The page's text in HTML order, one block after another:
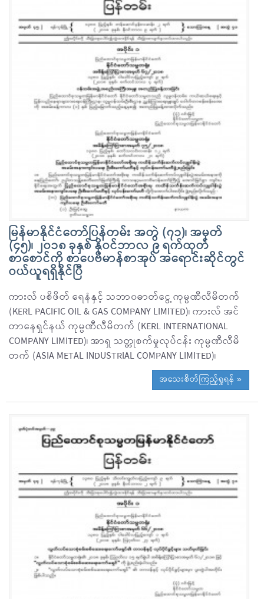
မြန်မာနိုင်ငံတော်ပြန်တမ်း အတွဲ (၇၁)၊ အမှတ်
(၄၅)၊ ၂၀၁၈ ခုနှစ် နိုဝင်ဘာလ ၉ ရက်ထုတ်
စာစောင်ကို စာပေဗိမာန်စာအုပ် အရောင်းဆိုင်တွင်
ဝယ်ယူရရှိနိုင်ပြီ
ကားလ် ပစိဖိတ် ရေနံနှင့် သဘာ၀ဓာတ်ငွေ့ ကုမ္ပဏီလီမိတက်
(KERL PACIFIC OIL & GAS COMPANY LIMITED)၊ ကားလ် အင်
တာနေရှင်နယ် ကုမ္ပဏီလီမိတက် (KERL INTERNATIONAL
COMPANY LIMITED)၊ အာရှ သတ္တုစက်မှုလုပ်ငန်း ကုမ္ပဏီလီမိ
တက် (ASIA METAL INDUSTRIAL COMPANY LIMITED)၊
အသေးစိတ်ကြည့်ရှုရန် »